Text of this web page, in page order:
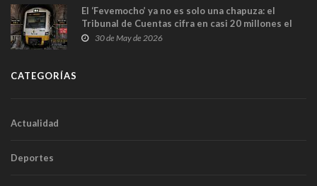
El ‘Fevemocho’ ya no es solo una chapuza: el
Tribunal de Cuentas cifra en casi 20 millones el
sobrecoste de los trenes que no cabían por los
30 de May de 2026
CATEGORÍAS
Actualidad
Deportes